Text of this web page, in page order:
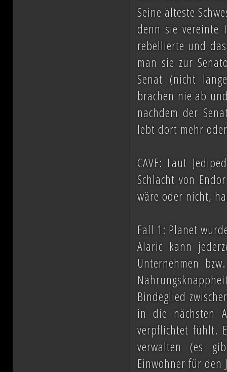
Seine älteste
denn sie vereinte
rebellierte und
man sie zur
Senat (nicht
brachen nie ab
nachdem der
lebt dort mehr
CAVE: Laut
Schlacht von
wäre oder nicht,
Fall 1: Planet
Alaric kann
Unternehmen
Bindeglied
in die nächsten
verpflichtet fühlt.
verwalten (es
Einwohner für den